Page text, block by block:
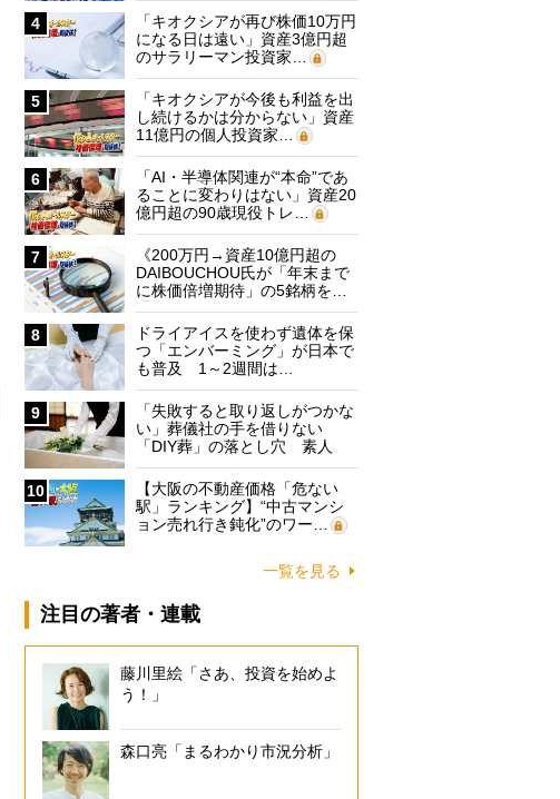
4
「キオクシアが再び株価10万円
になる日は遠い」資産3億円超
のサラリーマン投資家…
5
「キオクシアが今後も利益を出
し続けるかは分からない」資産
11億円の個人投資家…
6
「AI・半導体関連が“本命”であ
ることに変わりはない」資産20
億円超の90歳現役トレ…
7
《200万円→資産10億円超の
DAIBOUCHOU氏が「年末まで
に株価倍増期待」の5銘柄を…
8
ドライアイスを使わず遺体を保
つ「エンバーミング」が日本で
も普及 1～2週間は…
9
「失敗すると取り返しがつかな
い」葬儀社の手を借りない
「DIY葬」の落とし穴 素人
に…
10
【大阪の不動産価格「危ない
駅」ランキング】“中古マンシ
ョン売れ行き鈍化”のワー…
一覧を見る
注目の著者・連載
藤川里絵「さあ、投資を始めよ
う！」
森口亮「まるわかり市況分析」